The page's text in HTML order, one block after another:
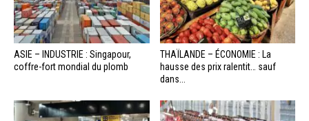
ASIE – INDUSTRIE : Singapour,
coffre-fort mondial du plomb
THAÏLANDE – ÉCONOMIE : La
hausse des prix ralentit… sauf
dans...